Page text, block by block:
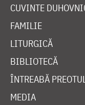
CUVINTE
FAMILIE
LITURGICĂ
BIBLIOTECĂ
ÎNTREABĂ PREOTUL
MEDIA